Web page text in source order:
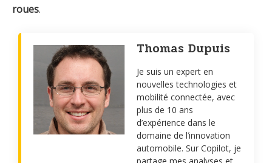
roues.
Thomas Dupuis
Je suis un expert en
nouvelles technologies et
mobilité connectée, avec
plus de 10 ans
d’expérience dans le
domaine de l’innovation
automobile. Sur Copilot, je